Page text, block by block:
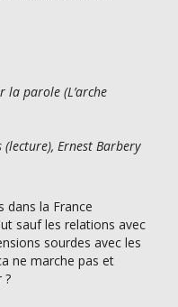
la parole (L’arche
(lecture), Ernest Barbery
dans la France
sauf les relations avec
sourdes avec les
ne marche pas et
?